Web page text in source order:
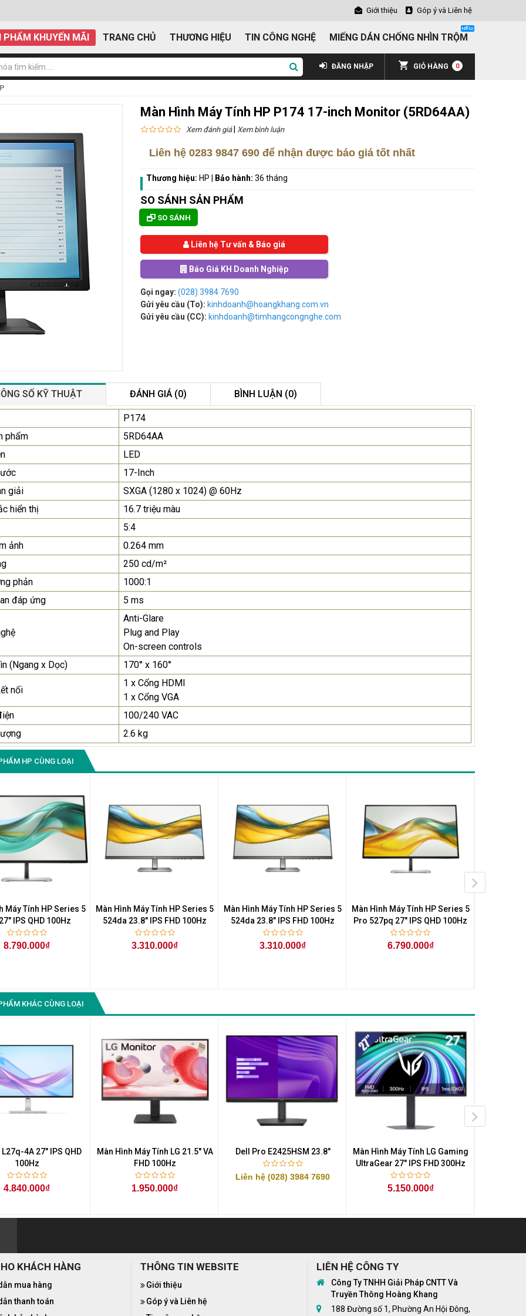
Giới thiệu Góp ý và Liên hệ
PHẨM KHUYẾN MÃI TRANG CHỦ THƯƠNG HIỆU TIN CÔNG NGHỆ MIẾNG DÁN CHỐNG NHÌN TRỘM
GIỎ HÀNG 0
ĐĂNG NHẬP
Màn Hình Máy Tính HP P174 17-inch Monitor (5RD64AA)
Xem đánh giá| Xem bình luận
Liên hệ 0283 9847 690 để nhận được báo giá tốt nhất
Thương hiệu: HP Bảo hành: 36 tháng
SO SÁNH SẢN PHẨM
SO SÁNH
Liên hệ Tư vấn & Báo giá
Báo Giá KH Doanh Nghiệp
Gọi ngay: (028) 3984 7690
Gửi yêu cầu (To): kinhdoanh@hoangkhang.com.vn
Gửi yêu cầu (CC): kinhdoanh@timhangcongnghe.com
D19-10 18.5"...
2.150.000₫
SAMSUNG QB55R 55 I...
Liên hệ0283 9847 690
để nhận báo giá tốt
nhất
Màn Hình Quảng Cáo
SAMSUNG QH65R 65 I...
Liên hệ0283 9847 690
SỐ KỸ THUẬT ĐÁNH GIÁ (0) BÌNH LUẬN (0)
P174
phẩm
5RD64AA
LED
17-Inch
giải
SXGA (1280 x 1024) @ 60Hz
hiển thị
16.7 triệu màu
5:4
ảnh
0.264 mm
250 cd/m²
phản
1000:1
đáp ứng
5 ms
Anti-Glare
Plug and Play
On-screen controls
(Ngang x Dọc)
170° x 160°
nối
1 x Cổng HDMI
1 x Cổng VGA
100/240 VAC
2.6 kg
HP CÙNG LOẠI
Máy Tính HP Series 5
IPS QHD 100Hz
8.790.000₫
Màn Hình Máy Tính HP Series 5
524da 23.8" IPS FHD 100Hz
3.310.000₫
Màn Hình Máy Tính HP Series 5
524da 23.8" IPS FHD 100Hz
3.310.000₫
Màn Hình Máy Tính HP Series 5
Pro 527pq 27" IPS QHD 100Hz
6.790.000₫
KHÁC CÙNG LOẠI
4A 27" IPS QHD
100Hz
4.840.000₫
Màn Hình Máy Tính LG 21.5'' VA
FHD 100Hz
1.950.000₫
Dell Pro E2425HSM 23.8"
Liên hệ (028) 3984 7690
Màn Hình Máy Tính LG Gaming
UltraGear 27" IPS FHD 300Hz
5.150.000₫
KHÁCH HÀNG
mua hàng
thanh toán
THÔNG TIN WEBSITE
Giới thiệu
Góp ý và Liên hệ
LIÊN HỆ CÔNG TY
Công Ty TNHH Giải Pháp CNTT Và
Truyền Thông Hoàng Khang
188 Đường số 1, Phường An Hội Đông,